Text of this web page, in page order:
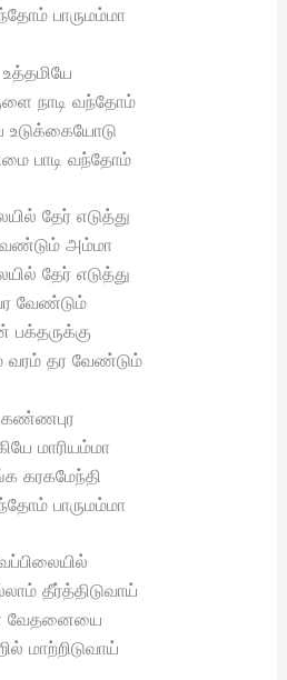
பாருமம்மா
உத்தமியே
நாடி வந்தோம்
உடுக்கையோடு
பாடி வந்தோம்
தேர் எடுத்து
அம்மா
தேர் எடுத்து
வேண்டும்
பக்தருக்கு
வரம் தர வேண்டும்
கண்ணபுர
மாரியம்மா
கரகமேந்தி
பாருமம்மா
தீர்த்திடுவாய்
வேதனையை
மாற்றிடுவாய்